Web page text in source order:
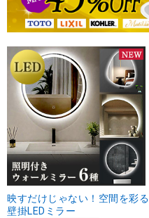
映すだけじゃない！空間を彩る
壁掛LEDミラー